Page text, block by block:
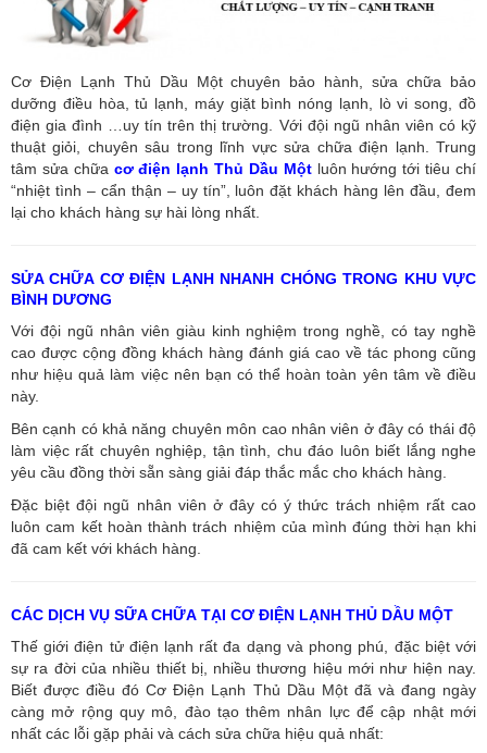
Cơ Điện Lạnh Thủ Dầu Một chuyên bảo hành, sửa chữa bảo
dưỡng điều hòa, tủ lạnh, máy giặt bình nóng lạnh, lò vi song, đồ
điện gia đình …uy tín trên thị trường. Với đội ngũ nhân viên có kỹ
thuật giỏi, chuyên sâu trong lĩnh vực sửa chữa điện lạnh. Trung
tâm sửa chữa cơ điện lạnh Thủ Dầu Mộtluôn hướng tới tiêu chí
“nhiệt tình – cẩn thận – uy tín”, luôn đặt khách hàng lên đầu, đem
lại cho khách hàng sự hài lòng nhất.
SỬA CHỮA CƠ ĐIỆN LẠNH NHANH CHÓNG TRONG KHU VỰC
BÌNH DƯƠNG
Với đội ngũ nhân viên giàu kinh nghiệm trong nghề, có tay nghề
cao được cộng đồng khách hàng đánh giá cao về tác phong cũng
như hiệu quả làm việc nên bạn có thể hoàn toàn yên tâm về điều
này.
Bên cạnh có khả năng chuyên môn cao nhân viên ở đây có thái độ
làm việc rất chuyên nghiệp, tận tình, chu đáo luôn biết lắng nghe
yêu cầu đồng thời sẵn sàng giải đáp thắc mắc cho khách hàng.
Đặc biệt đội ngũ nhân viên ở đây có ý thức trách nhiệm rất cao
luôn cam kết hoàn thành trách nhiệm của mình đúng thời hạn khi
đã cam kết với khách hàng.
CÁC DỊCH VỤ SỮA CHỮA TẠI CƠ ĐIỆN LẠNH THỦ DẦU MỘT
Thế giới điện tử điện lạnh rất đa dạng và phong phú, đặc biệt với
sự ra đời của nhiều thiết bị, nhiều thương hiệu mới như hiện nay.
Biết được điều đó Cơ Điện Lạnh Thủ Dầu Một đã và đang ngày
càng mở rộng quy mô, đào tạo thêm nhân lực để cập nhật mới
nhất các lỗi gặp phải và cách sửa chữa hiệu quả nhất: